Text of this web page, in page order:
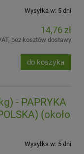
Wysyłka w: 5 dni
14,76 zł
bez kosztów dostawy
do koszyka
- PAPRYKA
(około
Wysyłka w: 5 dni